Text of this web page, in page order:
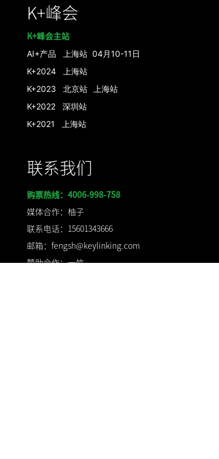
K+峰会
联系我们
购票热线：4006-998-758
媒体合作：柚子
联系电话：15601343666
邮箱：fengsh@keylinking.com
赞助合作：一竹
K+峰会主站
K+2021 上海站
K+2022 深圳站
上海站
K+2023 北京站
K+2024 上海站
AI+产品 上海站 04月10-11日